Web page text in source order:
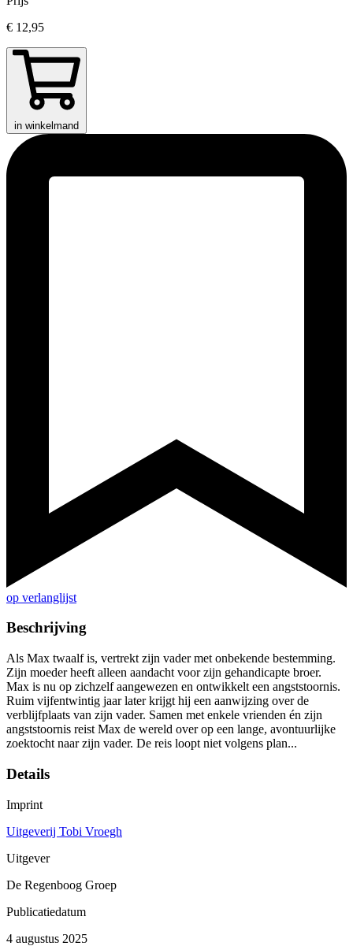
€ 12,95
in winkelmand
op verlanglijst
Beschrijving
Als Max twaalf is, vertrekt zijn vader met onbekende bestemming.
Zijn moeder heeft alleen aandacht voor zijn gehandicapte broer.
Max is nu op zichzelf aangewezen en ontwikkelt een angststoornis.
Ruim vijfentwintig jaar later krijgt hij een aanwijzing over de
verblijfplaats van zijn vader. Samen met enkele vrienden én zijn
angststoornis reist Max de wereld over op een lange, avontuurlijke
zoektocht naar zijn vader. De reis loopt niet volgens plan...
Details
Imprint
Uitgeverij Tobi Vroegh
Uitgever
De Regenboog Groep
Publicatiedatum
4 augustus 2025